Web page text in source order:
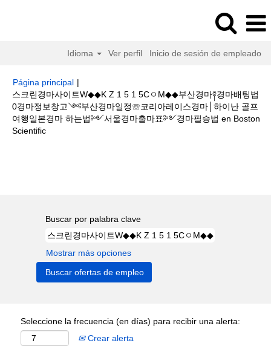
Idioma Ver perfil Inicio de sesión de empleado
Página principal |
스크린경마사이트W◆◆K Z 1 5 1 5CㅇM◆◆부산경마༈경마배팅법
0경마정보창고༺부산경마일정☏코리아레이스경마│하이난 골프
여행일본경마 하는법༻서울경마출마표༻경마필승법 en Boston
Scientific(página
Buscar por palabra clave
Mostrar más opciones
Seleccione la frecuencia (en días) para recibir una alerta:
Crear alerta